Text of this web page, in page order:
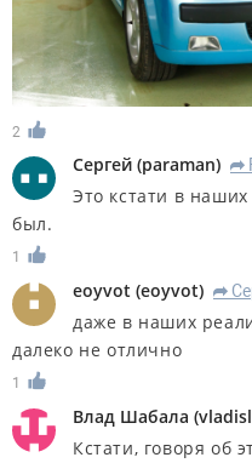
2
Сергей (paraman) R
Это кстати в
был.
1
eoyvot (eoyvot) R
даже в наших
далеко не отлично
1
Влад Шабала (
Кстати, говоря об